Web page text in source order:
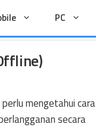
PC
mengetahui cara
secara